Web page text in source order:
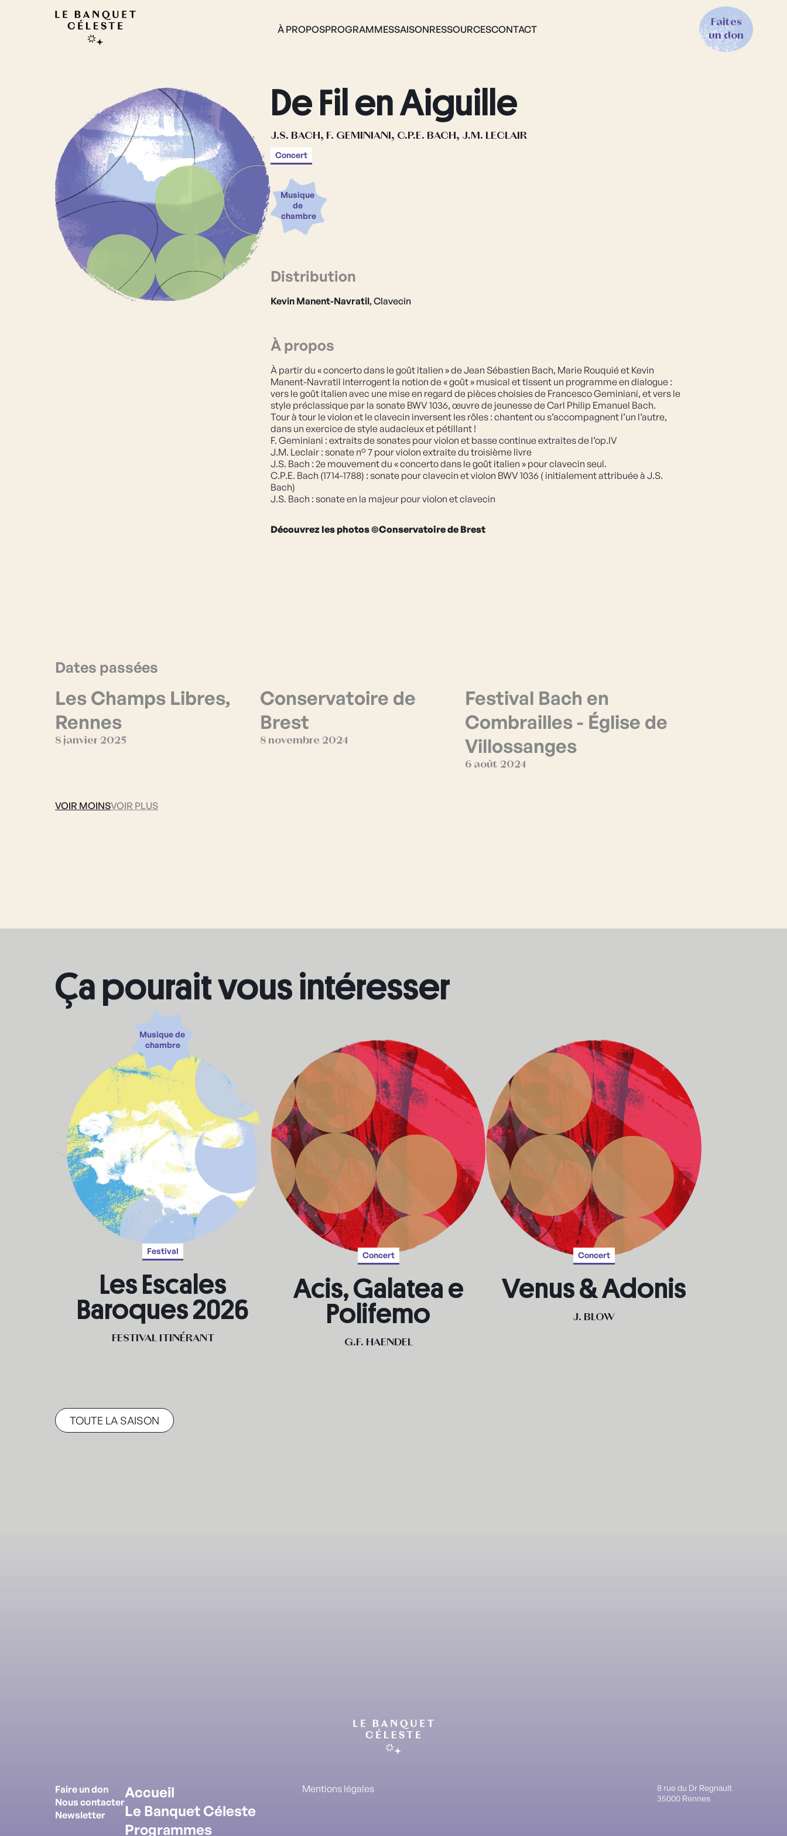
À PROPOSPROGRAMMESSAISONRESSOURCESCONTACT
Faites
un don
De Fil en Aiguille
J.S. BACH, F. GEMINIANI, C.P.E. BACH, J.M. LECLAIR
Concert
Musique
de
chambre
Distribution
Kevin Manent-Navratil, Clavecin
À propos
À partir du « concerto dans le goût italien » de Jean Sébastien Bach, Marie Rouquié et Kevin
Manent-Navratil interrogent la notion de « goût » musical et tissent un programme en dialogue :
vers le goût italien avec une mise en regard de pièces choisies de Francesco Geminiani, et vers le
style préclassique par la sonate BWV 1036, œuvre de jeunesse de Carl Philip Emanuel Bach.
Tour à tour le violon et le clavecin inversent les rôles : chantent ou s’accompagnent l’un l’autre,
dans un exercice de style audacieux et pétillant !
F. Geminiani : extraits de sonates pour violon et basse continue extraites de l’op.IV
J.M. Leclair : sonate n° 7 pour violon extraite du troisième livre
J.S. Bach : 2e mouvement du « concerto dans le goût italien » pour clavecin seul.
C.P.E. Bach (1714-1788) : sonate pour clavecin et violon BWV 1036 ( initialement attribuée à J.S.
Bach)
J.S. Bach : sonate en la majeur pour violon et clavecin
Découvrez les photos©Conservatoire de Brest
Dates passées
Les Champs Libres,
Rennes
8 janvier 2025
Conservatoire de
Brest
8 novembre 2024
Festival Bach en
Combrailles - Église de
Villossanges
6 août 2024
VOIR MOINSVOIR PLUS
Ça pourait vous intéresser
Musique de
chambre
Festival
Les Escales
Baroques 2026
FESTIVAL ITINÉRANT
Concert
Acis, Galatea e
Polifemo
G.F. HAENDEL
Concert
Venus & Adonis
J. BLOW
TOUTE LA SAISON
Faire un don
Nous contacter
Newsletter
Accueil
Le Banquet Céleste
Programmes
Mentions légales
8 rue du Dr Regnault
35000 Rennes